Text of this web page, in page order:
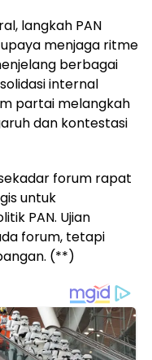
langkah PAN
menjaga ritme
berbagai
internal
partai melangkah
dan kontestasi
forum rapat
untuk
PAN. Ujian
forum, tetapi
(**)